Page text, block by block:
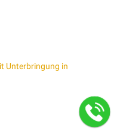
Unterbringung in